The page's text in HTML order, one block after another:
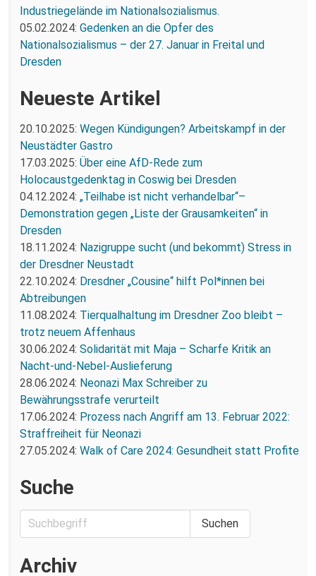
Industriegelände im Nationalsozialismus.
05.02.2024: Gedenken an die Opfer des
Nationalsozialismus – der 27. Januar in Freital und
Dresden
Neueste Artikel
20.10.2025: Wegen Kündigungen? Arbeitskampf in der
Neustädter Gastro
17.03.2025: Über eine AfD-Rede zum
Holocaustgedenktag in Coswig bei Dresden
04.12.2024: „Teilhabe ist nicht verhandelbar“–
Demonstration gegen „Liste der Grausamkeiten“ in
Dresden
18.11.2024: Nazigruppe sucht (und bekommt) Stress in
der Dresdner Neustadt
22.10.2024: Dresdner „Cousine“ hilft Pol*innen bei
Abtreibungen
11.08.2024: Tierqualhaltung im Dresdner Zoo bleibt –
trotz neuem Affenhaus
30.06.2024: Solidarität mit Maja – Scharfe Kritik an
Nacht-und-Nebel-Auslieferung
28.06.2024: Neonazi Max Schreiber zu
Bewährungsstrafe verurteilt
17.06.2024: Prozess nach Angriff am 13. Februar 2022:
Straffreiheit für Neonazi
27.05.2024: Walk of Care 2024: Gesundheit statt Profite
Suche
Archiv